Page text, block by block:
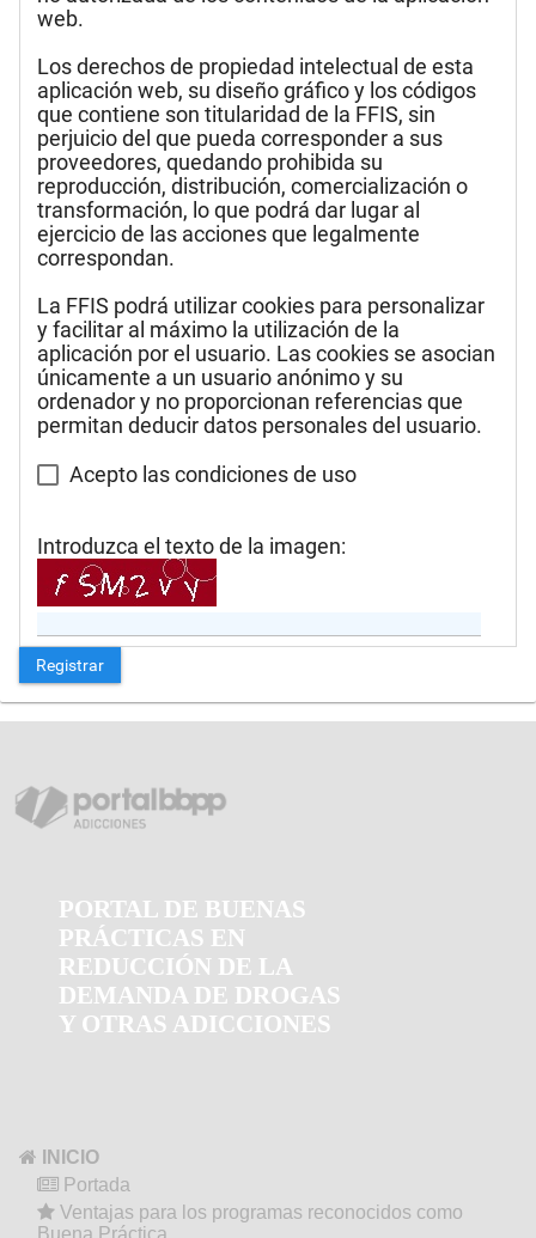
web.
Los derechos de propiedad intelectual de esta
aplicación web, su diseño gráfico y los códigos
que contiene son titularidad de la FFIS, sin
perjuicio del que pueda corresponder a sus
proveedores, quedando prohibida su
reproducción, distribución, comercialización o
transformación, lo que podrá dar lugar al
ejercicio de las acciones que legalmente
correspondan.
La FFIS podrá utilizar cookies para personalizar
y facilitar al máximo la utilización de la
aplicación por el usuario. Las cookies se asocian
únicamente a un usuario anónimo y su
ordenador y no proporcionan referencias que
permitan deducir datos personales del usuario.
Acepto las condiciones de uso
Introduzca el texto de la imagen:
Registrar
PORTAL DE BUENAS
PRÁCTICAS EN
REDUCCIÓN DE LA
DEMANDA DE DROGAS
Y OTRAS ADICCIONES
INICIO
Portada
Ventajas para los programas reconocidos como
Buena Práctica